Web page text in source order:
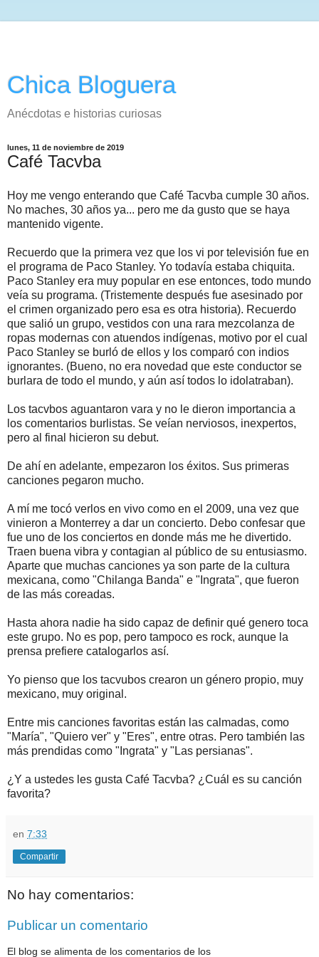
Chica Bloguera
Anécdotas e historias curiosas
lunes, 11 de noviembre de 2019
Café Tacvba
Hoy me vengo enterando que Café Tacvba cumple 30 años.
No maches, 30 años ya... pero me da gusto que se haya
mantenido vigente.
Recuerdo que la primera vez que los vi por televisión fue en
el programa de Paco Stanley. Yo todavía estaba chiquita.
Paco Stanley era muy popular en ese entonces, todo mundo
veía su programa. (Tristemente después fue asesinado por
el crimen organizado pero esa es otra historia). Recuerdo
que salió un grupo, vestidos con una rara mezcolanza de
ropas modernas con atuendos indígenas, motivo por el cual
Paco Stanley se burló de ellos y los comparó con indios
ignorantes. (Bueno, no era novedad que este conductor se
burlara de todo el mundo, y aún así todos lo idolatraban).
Los tacvbos aguantaron vara y no le dieron importancia a
los comentarios burlistas. Se veían nerviosos, inexpertos,
pero al final hicieron su debut.
De ahí en adelante, empezaron los éxitos. Sus primeras
canciones pegaron mucho.
A mí me tocó verlos en vivo como en el 2009, una vez que
vinieron a Monterrey a dar un concierto. Debo confesar que
fue uno de los conciertos en donde más me he divertido.
Traen buena vibra y contagian al público de su entusiasmo.
Aparte que muchas canciones ya son parte de la cultura
mexicana, como "Chilanga Banda" e "Ingrata", que fueron
de las más coreadas.
Hasta ahora nadie ha sido capaz de definir qué genero toca
este grupo. No es pop, pero tampoco es rock, aunque la
prensa prefiere catalogarlos así.
Yo pienso que los tacvubos crearon un género propio, muy
mexicano, muy original.
Entre mis canciones favoritas están las calmadas, como
"María", "Quiero ver" y "Eres", entre otras. Pero también las
más prendidas como "Ingrata" y "Las persianas".
¿Y a ustedes les gusta Café Tacvba? ¿Cuál es su canción
favorita?
en 7:33
Compartir
No hay comentarios:
Publicar un comentario
El blog se alimenta de los comentarios de los